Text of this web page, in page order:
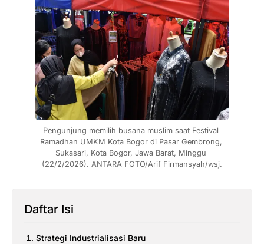
Pengunjung memilih busana muslim saat Festival
Ramadhan UMKM Kota Bogor di Pasar Gembrong,
Sukasari, Kota Bogor, Jawa Barat, Minggu
(22/2/2026). ANTARA FOTO/Arif Firmansyah/wsj.
Daftar Isi
‎Strategi Industrialisasi Baru